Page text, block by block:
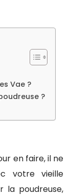
Vae ?
?
en faire, il ne
votre vieille
la poudreuse,